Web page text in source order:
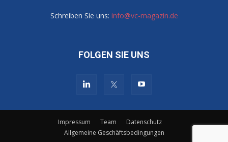
Schreiben Sie uns: info@vc-magazin.de
FOLGEN SIE UNS
Impressum Team
Datenschutz
Allgemeine Geschäftsbedingungen